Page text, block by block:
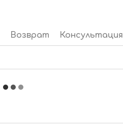
Возврат Консультация